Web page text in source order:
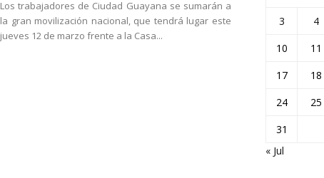
Los trabajadores de Ciudad Guayana se sumarán a
la gran movilización nacional, que tendrá lugar este
jueves 12 de marzo frente a la Casa...
3
4
10
11
17
18
24
25
31
« Jul